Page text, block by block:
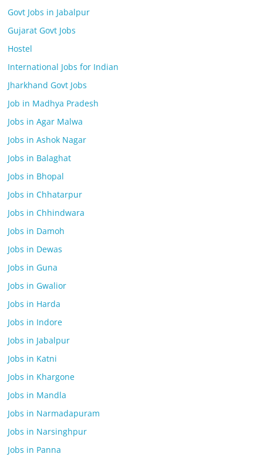
Govt Jobs in Jabalpur
Gujarat Govt Jobs
Hostel
International Jobs for Indian
Jharkhand Govt Jobs
Job in Madhya Pradesh
Jobs in Agar Malwa
Jobs in Ashok Nagar
Jobs in Balaghat
Jobs in Bhopal
Jobs in Chhatarpur
Jobs in Chhindwara
Jobs in Damoh
Jobs in Dewas
Jobs in Guna
Jobs in Gwalior
Jobs in Harda
Jobs in Indore
Jobs in Jabalpur
Jobs in Katni
Jobs in Khargone
Jobs in Mandla
Jobs in Narmadapuram
Jobs in Narsinghpur
Jobs in Panna